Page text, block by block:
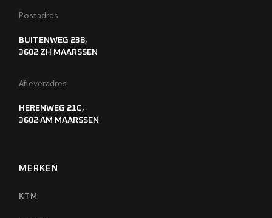
Postadres
BUITENWEG 238,
3602 ZH MAARSSEN
Afleveradres
HERENWEG 21C,
3602 AM MAARSSEN
MERKEN
KTM